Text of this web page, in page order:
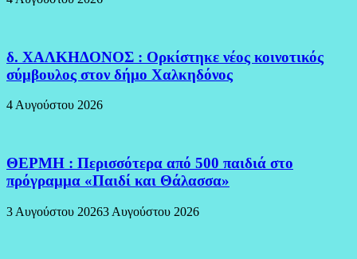
δ. ΧΑΛΚΗΔΟΝΟΣ : Ορκίστηκε νέος κοινοτικός
σύμβουλος στον δήμο Χαλκηδόνος
4 Αυγούστου 2026
ΘΕΡΜΗ : Περισσότερα από 500 παιδιά στο
πρόγραμμα «Παιδί και Θάλασσα»
3 Αυγούστου 20263 Αυγούστου 2026